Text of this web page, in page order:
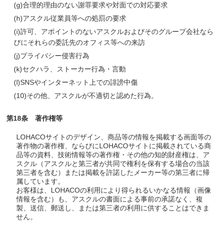
(g)合理的理由のない謝罪要求や対面での対応要求
(h)アスクル従業員等への処罰の要求
(i)許可、アポイントのないアスクルおよびそのグループ会社なら
びにそれらの委託先のオフィス等への来訪
(j)プライバシー侵害行為
(k)セクハラ、ストーカー行為・言動
(l)SNSやインターネット上での誹謗中傷
(10)その他、アスクルが不適切と認めた行為。
第18条 著作権等
LOHACOサイトのデザイン、商品等の情報を掲載する画面等の
著作物の著作権、ならびにLOHACOサイトに掲載されている商
品等の資料、技術情報等の著作権・その他の知的財産権は、ア
スクル（アスクルと第三者が共同で権利を保有する場合の当該
第三者を含む）または掲載を許諾したメーカー等の第三者に帰
属しています。
お客様は、LOHACOの利用により得られるいかなる情報（画像
情報を含む）も、アスクルの書面による事前の承諾なく、複
製、送信、郵送し、または第三者の利用に供することはできま
せん。